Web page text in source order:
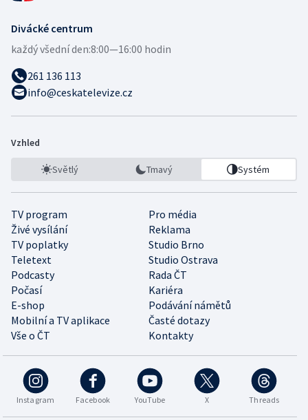
Divácké centrum
každý všední den:8:00—16:00 hodin
261 136 113
info@ceskatelevize.cz
Vzhled
Světlý Tmavý Systém
TV program
Pro média
Živé vysílání
Reklama
TV poplatky
Studio Brno
Teletext
Studio Ostrava
Podcasty
Rada ČT
Počasí
Kariéra
E-shop
Podávání námětů
Mobilní a TV aplikace
Časté dotazy
Vše o ČT
Kontakty
Instagram Facebook YouTube X Threads